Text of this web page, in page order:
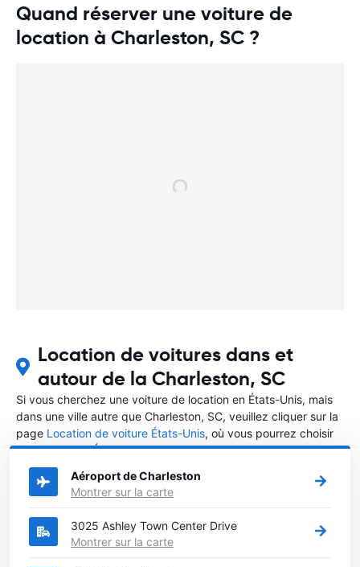
Quand réserver une voiture de
location à Charleston, SC ?
Location de voitures dans et
autour de la Charleston, SC
Si vous cherchez une voiture de location en États-Unis, mais
dans une ville autre que Charleston, SC, veuillez cliquer sur la
page Location de voiture États-Unis, où vous pourrez choisir
la ville dans le États-Unis où vous souhaitez louer une voiture.
Aéroport de Charleston
Montrer sur la carte
3025 Ashley Town Center Drive
Montrer sur la carte